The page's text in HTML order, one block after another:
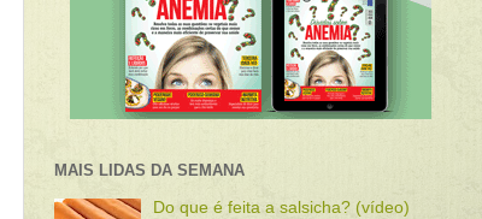
MAIS LIDAS DA SEMANA
Do que é feita a salsicha? (vídeo)